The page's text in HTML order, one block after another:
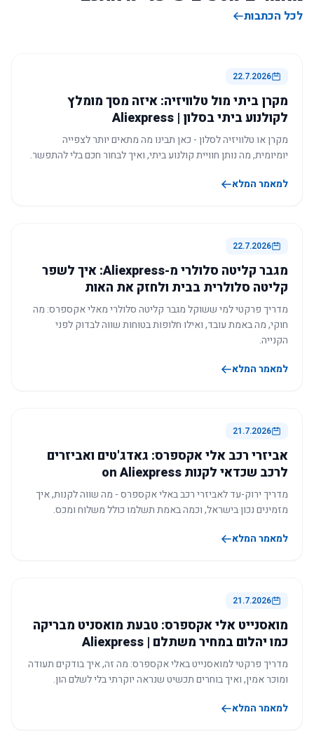
לכל הכתבות
22.7.2026
מקרן ביתי מול טלוויזיה: איזה מסך מומלץ
לקולנוע ביתי בסלון | Aliexpress
מקרן או טלוויזיה לסלון - כאן תבינו מה מתאים יותר לצפייה
יומיומית, מה נותן חוויית קולנוע ביתי, ואיך לבחור חכם בלי להתפשר.
למאמר המלא
22.7.2026
מגבר קליטה סלולרי מ-Aliexpress: איך לשפר
קליטה סלולרית בבית ולחזק את האות
מדריך פרקטי למי ששוקל מגבר קליטה סלולרי מאלי אקספרס: מה
חוקי, מה באמת עובד, ואילו חלופות בטוחות שווה לבדוק לפני
הקנייה.
למאמר המלא
21.7.2026
אביזרי רכב אלי אקספרס: גאדג'טים ואביזרים
לרכב שכדאי לקנות on Aliexpress
מדריך ירוק-עד לאביזרי רכב באלי אקספרס - מה שווה לקנות, איך
מזמינים נכון בישראל, וכמה באמת תשלמו כולל משלוח ומכס.
למאמר המלא
21.7.2026
מואסנייט אלי אקספרס: טבעת מואסניט מבריקה
כמו יהלום במחיר משתלם | Aliexpress
מדריך פרקטי למואסנייט באלי אקספרס: מה זה, איך בודקים תעודה
ומוכר אמין, ואיך בוחרים תכשיט שנראה יוקרתי בלי לשלם הון.
למאמר המלא